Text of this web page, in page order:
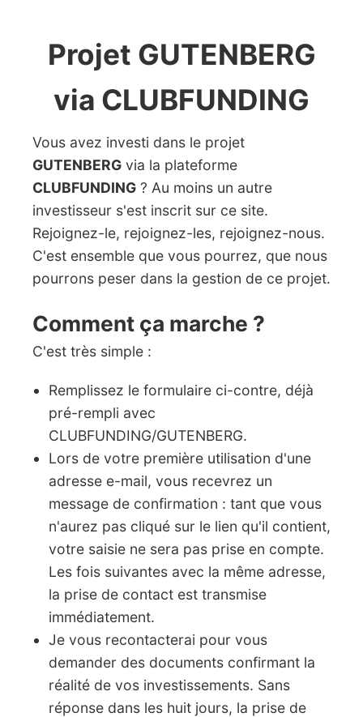
Projet GUTENBERG
via CLUBFUNDING
Vous avez investi dans le projet
GUTENBERG via la plateforme
CLUBFUNDING ? Au moins un autre
investisseur s'est inscrit sur ce site.
Rejoignez-le, rejoignez-les, rejoignez-nous.
C'est ensemble que vous pourrez, que nous
pourrons peser dans la gestion de ce projet.
Comment ça marche ?
C'est très simple :
Remplissez le formulaire ci-contre, déjà
pré-rempli avec
CLUBFUNDING/GUTENBERG.
Lors de votre première utilisation d'une
adresse e-mail, vous recevrez un
message de confirmation : tant que vous
n'aurez pas cliqué sur le lien qu'il contient,
votre saisie ne sera pas prise en compte.
Les fois suivantes avec la même adresse,
la prise de contact est transmise
immédiatement.
Je vous recontacterai pour vous
demander des documents confirmant la
réalité de vos investissements. Sans
réponse dans les huit jours, la prise de